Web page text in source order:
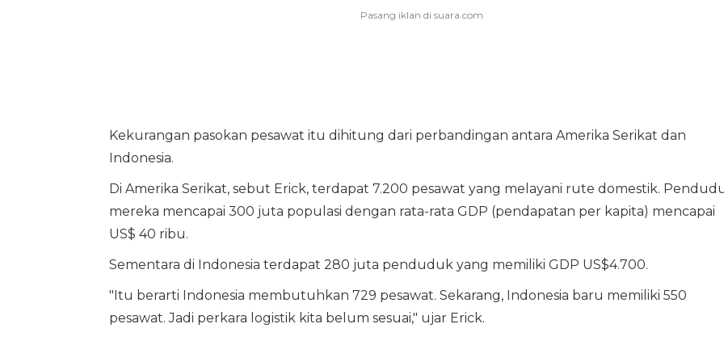
Kekurangan pasokan pesawat itu dihitung dari perbandingan antara Amerika Serikat dan
Indonesia.
Di Amerika Serikat, sebut Erick, terdapat 7.200 pesawat yang melayani rute domestik.
mereka mencapai 300 juta populasi dengan rata-rata GDP (pendapatan per kapita) mencapai
US$ 40 ribu.
Sementara di Indonesia terdapat 280 juta penduduk yang memiliki GDP US$4.700.
"Itu berarti Indonesia membutuhkan 729 pesawat. Sekarang, Indonesia baru memiliki 550
pesawat. Jadi perkara logistik kita belum sesuai," ujar Erick.